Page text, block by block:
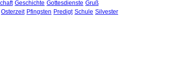
Geschichte Gottesdienste Gruß
Osterzeit Pfingsten Predigt Schule Silvester